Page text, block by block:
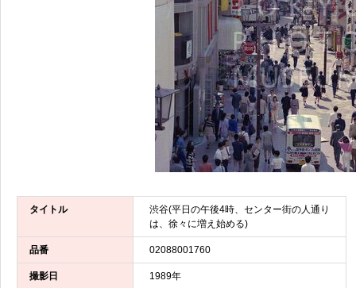
タイトル
渋谷(平日の午後4時、センター街の人通り
は、徐々に増え始める)
品番 02088001760
撮影日 1989年